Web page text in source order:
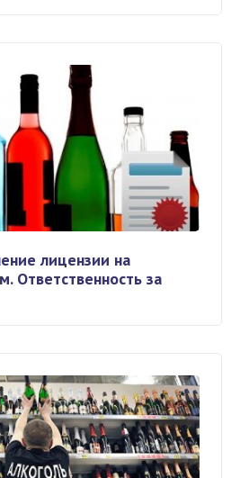
лицензии на
Ответственность за